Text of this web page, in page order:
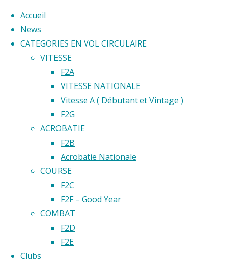
Accueil
News
CATEGORIES EN VOL CIRCULAIRE
VITESSE
F2A
VITESSE NATIONALE
Vitesse A ( Débutant et Vintage )
F2G
ACROBATIE
F2B
Acrobatie Nationale
COURSE
F2C
F2F – Good Year
COMBAT
F2D
F2E
Clubs
©2020 Vol circulaire commandé